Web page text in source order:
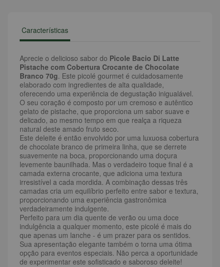
Características
Aprecie o delicioso sabor do Picole Bacio Di Latte
Pistache com Cobertura Crocante de Chocolate
Branco 70g. Este picolé gourmet é cuidadosamente
elaborado com ingredientes de alta qualidade,
oferecendo uma experiência de degustação inigualável.
O seu coração é composto por um cremoso e autêntico
gelato de pistache, que proporciona um sabor suave e
delicado, ao mesmo tempo em que realça a riqueza
natural deste amado fruto seco.
Este deleite é então envolvido por uma luxuosa cobertura
de chocolate branco de primeira linha, que se derrete
suavemente na boca, proporcionando uma doçura
levemente baunilhada. Mas o verdadeiro toque final é a
camada externa crocante, que adiciona uma textura
irresistível a cada mordida. A combinação dessas três
camadas cria um equilíbrio perfeito entre sabor e textura,
proporcionando uma experiência gastronômica
verdadeiramente indulgente.
Perfeito para um dia quente de verão ou uma doce
indulgência a qualquer momento, este picolé é mais do
que apenas um lanche - é um prazer para os sentidos.
Sua apresentação elegante também o torna uma ótima
opção para eventos especiais. Não perca a oportunidade
de experimentar este sofisticado e saboroso deleite!